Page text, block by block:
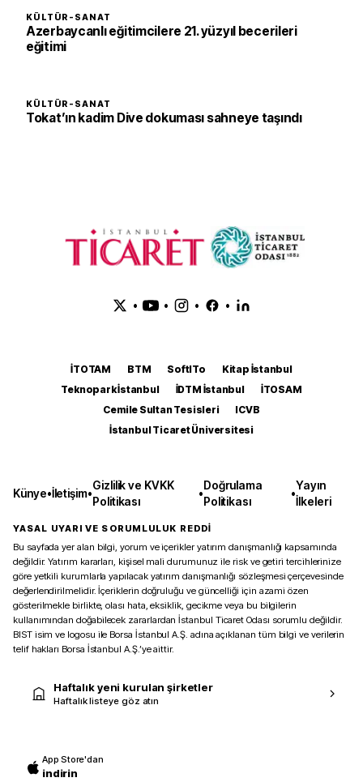
KÜLTÜR-SANAT
Azerbaycanlı eğitimcilere 21. yüzyıl becerileri
eğitimi
KÜLTÜR-SANAT
Tokat’ın kadim Dive dokuması sahneye taşındı
• • • •
İTOTAM BTM SoftITo
Kitap İstanbul
Teknopark İstanbul
İDTM İstanbul
İTOSAM
Cemile Sultan Tesisleri
ICVB
İstanbul Ticaret Üniversitesi
Künye•İletişim•
Gizlilik ve KVKK
Politikası
•
Doğrulama
Politikası
•
Yayın
İlkeleri
YASAL UYARI VE SORUMLULUK REDDİ
Bu sayfada yer alan bilgi, yorum ve içerikler yatırım danışmanlığı kapsamında
değildir. Yatırım kararları, kişisel mali durumunuz ile risk ve getiri tercihlerinize
göre yetkili kurumlarla yapılacak yatırım danışmanlığı sözleşmesi çerçevesinde
değerlendirilmelidir. İçeriklerin doğruluğu ve güncelliği için azami özen
gösterilmekle birlikte, olası hata, eksiklik, gecikme veya bu bilgilerin
kullanımından doğabilecek zararlardan İstanbul Ticaret Odası sorumlu değildir.
BIST isim ve logosu ile Borsa İstanbul A.Ş. adına açıklanan tüm bilgi ve verilerin
telif hakları Borsa İstanbul A.Ş.’ye aittir.
Haftalık yeni kurulan şirketler
Haftalık listeye göz atın
App Store'dan
indirin